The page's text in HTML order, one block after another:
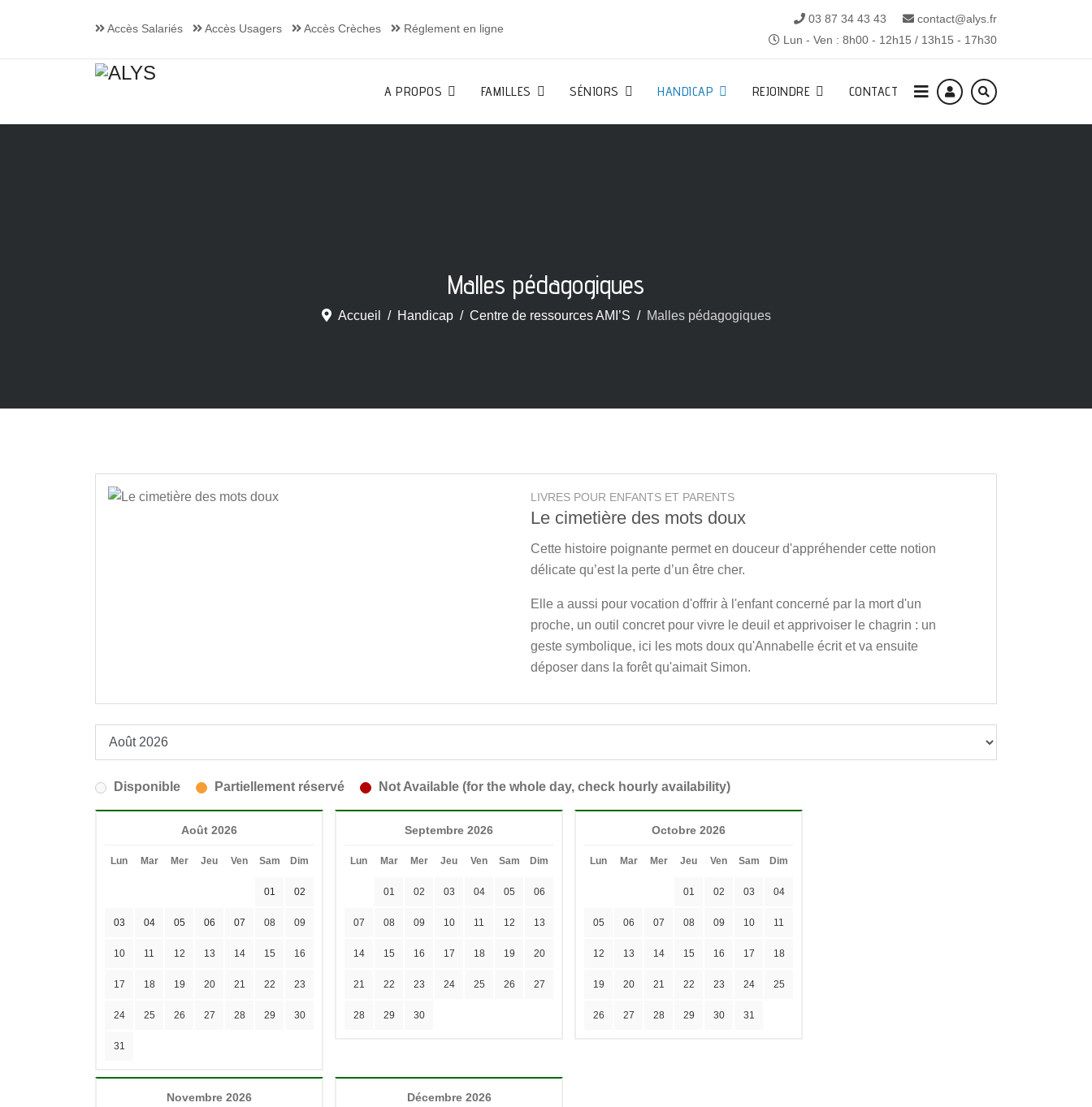
Accès Salariés Accès Usagers Accès Crèches Réglement en ligne
03 87 34 43 43
contact@alys.fr
Lun - Ven : 8h00 - 12h15 / 13h15 - 17h30
A PROPOS FAMILLES SÉNIORS HANDICAP REJOINDRE CONTACT
Malles pédagogiques
Accueil Handicap Centre de ressources AMI’S Malles pédagogiques
LIVRES POUR ENFANTS ET PARENTS
Le cimetière des mots doux
Cette histoire poignante permet en douceur d'appréhender cette notion
délicate qu’est la perte d’un être cher.
Elle a aussi pour vocation d'offrir à l'enfant concerné par la mort d'un
proche, un outil concret pour vivre le deuil et apprivoiser le chagrin : un
geste symbolique, ici les mots doux qu'Annabelle écrit et va ensuite
déposer dans la forêt qu'aimait Simon.
Disponible Partiellement réservé Not Available (for the whole day, check hourly availability)
Août 2026
Lun Mar Mer Jeu Ven Sam Dim
01 02
03 04 05 06 07 08 09
10 11 12 13 14 15 16
17 18 19 20 21 22 23
24 25 26 27 28 29 30
31
Septembre 2026
Lun Mar Mer Jeu Ven Sam Dim
01 02 03 04 05 06
07 08 09 10 11 12 13
14 15 16 17 18 19 20
21 22 23 24 25 26 27
28 29 30
Octobre 2026
Lun Mar Mer Jeu Ven Sam Dim
01 02 03 04
05 06 07 08 09 10 11
12 13 14 15 16 17 18
19 20 21 22 23 24 25
26 27 28 29 30 31
Novembre 2026 Décembre 2026